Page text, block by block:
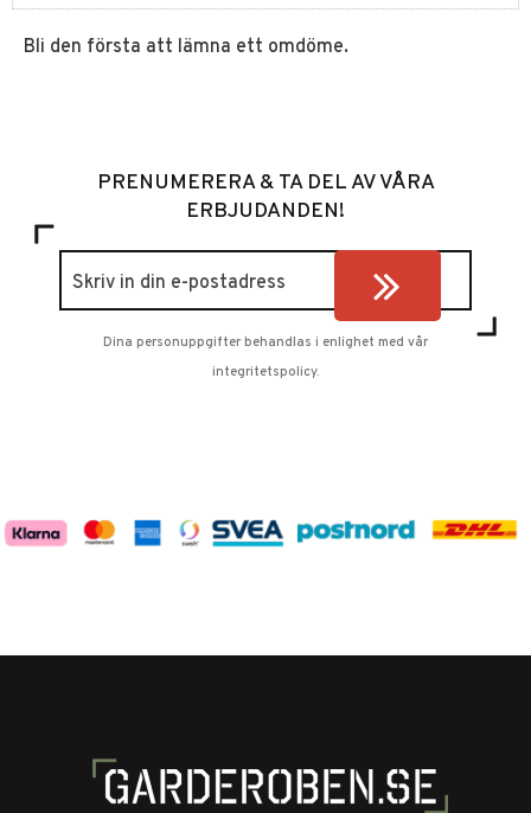
Bli den första att lämna ett omdöme.
PRENUMERERA & TA DEL AV VÅRA
ERBJUDANDEN!
Dina personuppgifter behandlas i enlighet med vår
integritetspolicy.